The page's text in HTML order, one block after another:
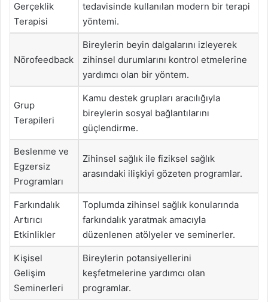
Gerçeklik
Terapisi
tedavisinde kullanılan modern bir terapi
yöntemi.
Nörofeedback
Bireylerin beyin dalgalarını izleyerek
zihinsel durumlarını kontrol etmelerine
yardımcı olan bir yöntem.
Grup
Terapileri
Kamu destek grupları aracılığıyla
bireylerin sosyal bağlantılarını
güçlendirme.
Beslenme ve
Egzersiz
Programları
Zihinsel sağlık ile fiziksel sağlık
arasındaki ilişkiyi gözeten programlar.
Farkındalık
Artırıcı
Etkinlikler
Toplumda zihinsel sağlık konularında
farkındalık yaratmak amacıyla
düzenlenen atölyeler ve seminerler.
Kişisel
Gelişim
Seminerleri
Bireylerin potansiyellerini
keşfetmelerine yardımcı olan
programlar.